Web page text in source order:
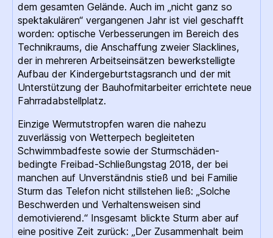
dem gesamten Gelände. Auch im „nicht ganz so
spektakulären“ vergangenen Jahr ist viel geschafft
worden: optische Verbesserungen im Bereich des
Technikraums, die Anschaffung zweier Slacklines,
der in mehreren Arbeitseinsätzen bewerkstelligte
Aufbau der Kindergeburtstagsranch und der mit
Unterstützung der Bauhofmitarbeiter errichtete neue
Fahrradabstellplatz.
Einzige Wermutstropfen waren die nahezu
zuverlässig von Wetterpech begleiteten
Schwimmbadfeste sowie der Sturmschäden-
bedingte Freibad-Schließungstag 2018, der bei
manchen auf Unverständnis stieß und bei Familie
Sturm das Telefon nicht stillstehen ließ: „Solche
Beschwerden und Verhaltensweisen sind
demotivierend.“ Insgesamt blickte Sturm aber auf
eine positive Zeit zurück: „Der Zusammenhalt beim